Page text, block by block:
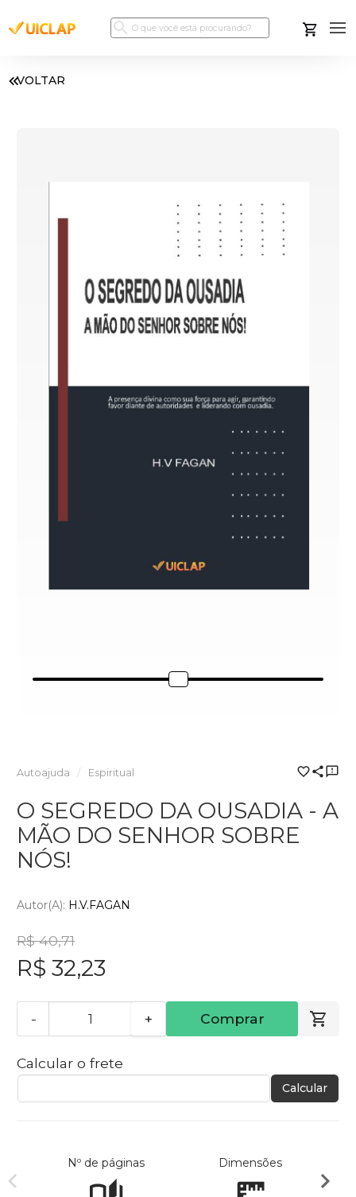
VOLTAR
Autoajuda Espiritual
O SEGREDO DA OUSADIA - A
MÃO DO SENHOR SOBRE
NÓS!
Autor(a): H.V.FAGAN
R$ 40,71
R$ 32,23
- + Comprar
Calcular o frete
Calcular
Nº de páginas Dimensões